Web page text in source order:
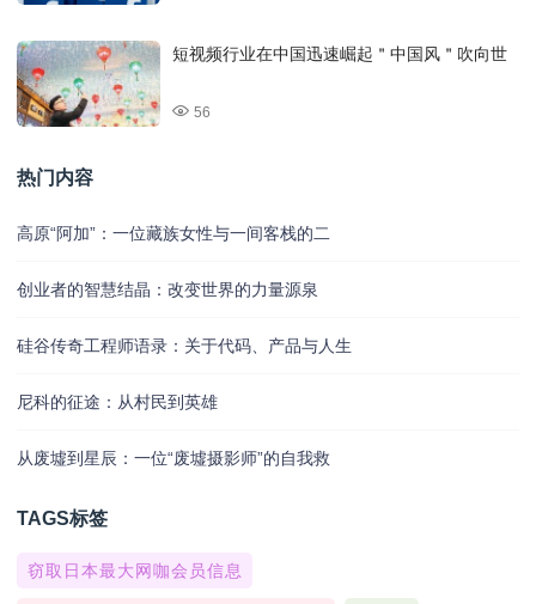
短视频行业在中国迅速崛起＂中国风＂吹向世
56
热门内容
高原“阿加”：一位藏族女性与一间客栈的二
创业者的智慧结晶：改变世界的力量源泉
硅谷传奇工程师语录：关于代码、产品与人生
尼科的征途：从村民到英雄
从废墟到星辰：一位“废墟摄影师”的自我救
TAGS标签
窃取日本最大网咖会员信息